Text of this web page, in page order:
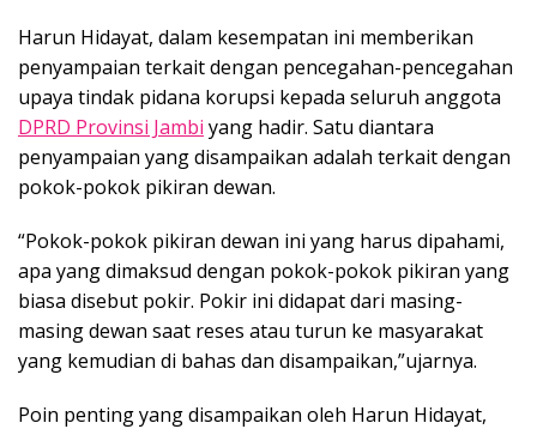
Harun Hidayat, dalam kesempatan ini memberikan
penyampaian terkait dengan pencegahan-pencegahan
upaya tindak pidana korupsi kepada seluruh anggota
DPRD Provinsi Jambi yang hadir. Satu diantara
penyampaian yang disampaikan adalah terkait dengan
pokok-pokok pikiran dewan.
“Pokok-pokok pikiran dewan ini yang harus dipahami,
apa yang dimaksud dengan pokok-pokok pikiran yang
biasa disebut pokir. Pokir ini didapat dari masing-
masing dewan saat reses atau turun ke masyarakat
yang kemudian di bahas dan disampaikan,”ujarnya.
Poin penting yang disampaikan oleh Harun Hidayat,